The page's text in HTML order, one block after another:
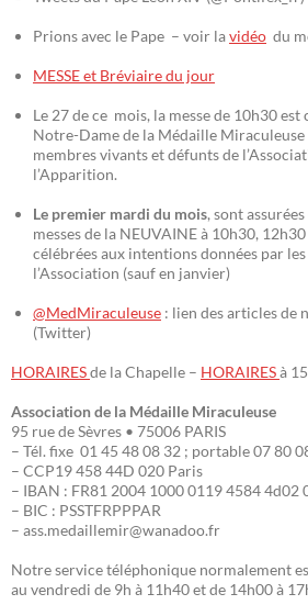
Prions avec le Pape – voir lavidéo du
MESSE et Bréviaire du jour
Le 27 de ce mois, la messe de 10h30
Notre-Dame de la Médaille
membres vivants et défunts de
l’Apparition.
Le premier mardi du mois, sont
messes de la NEUVAINE à 10h30,
célébrées aux intentions données par
l’Association (sauf en janvier)
@MedMiraculeuse : lien des articles de
(Twitter)
HORAIRESde la Chapelle – HORAIRESà
Association de la Médaille Miraculeuse
95 rue de Sèvres • 75006 PARIS
– Tél. fixe 01 45 48 08 32 ; portable 07 80
– CCP19 458 44D 020 Paris
– IBAN : FR81 2004 1000 0119 4584 4d02
– BIC : PSSTFRPPPAR
– ass.medaillemir@wanadoo.fr
Notre service téléphonique normalement
au vendredi de 9h à 11h40 et de 14h00 à